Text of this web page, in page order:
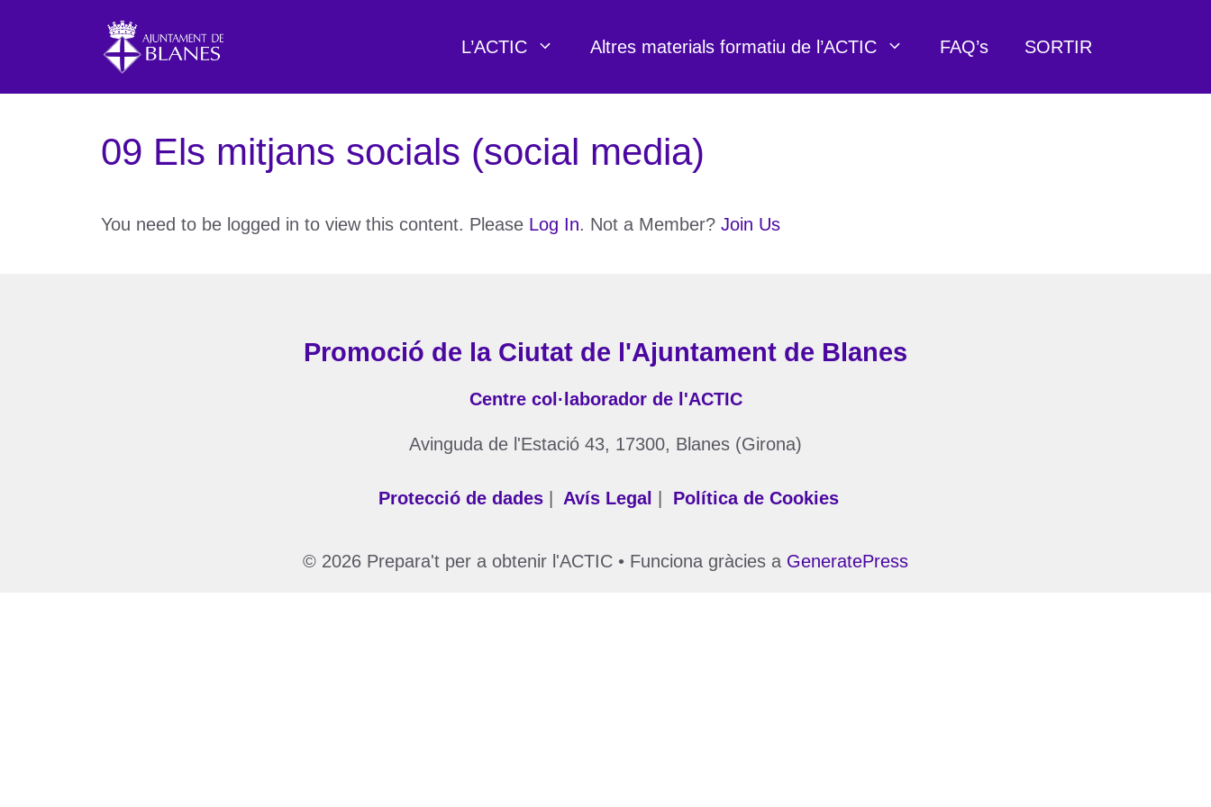
L’ACTIC Altres materials formatiu de l’ACTIC FAQ’s SORTIR
09 Els mitjans socials (social media)
You need to be logged in to view this content. Please Log In. Not a Member? Join Us
Promoció de la Ciutat de l'Ajuntament de Blanes
Centre col·laborador de l'ACTIC
Avinguda de l'Estació 43, 17300, Blanes (Girona)
Protecció de dades Avís Legal Política de Cookies
© 2026 Prepara't per a obtenir l'ACTIC • Funciona gràcies a GeneratePress